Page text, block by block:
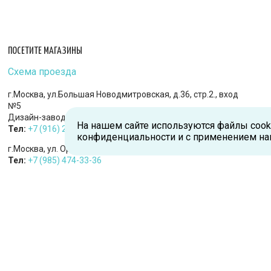
ПОСЕТИТЕ МАГАЗИНЫ
Схема проезда
г.Москва, ул.Большая Новодмитровская, д.36, стр.2., вход
№5
Дизайн-завод «FLACON»
Тел: +7 (916) 215-94-95
г.Москва, ул. Орджоникидзе, д.9, к.1
Тел: +7 (985) 474-33-36
На нашем сайте используются файлы
конфиденциальности и с применением